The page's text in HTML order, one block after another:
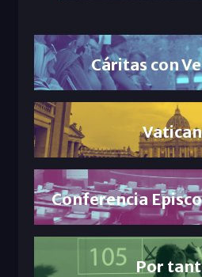
Cáritas con
Conferencia
Por